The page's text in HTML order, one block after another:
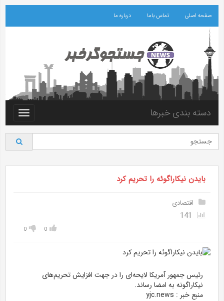
صفحه اصلی تماس باما درباره ما
Toggle
دسته بندی خبرها
بایدن نیکاراگوئه را تحریم کرد
اقتصادی
0
0
رئیس جمهور آمریکا لایحه‌ای را در جهت افزایش تحریم‌های
نیکاراگونه به امضا رساند.
منبع خبر : yjc.news